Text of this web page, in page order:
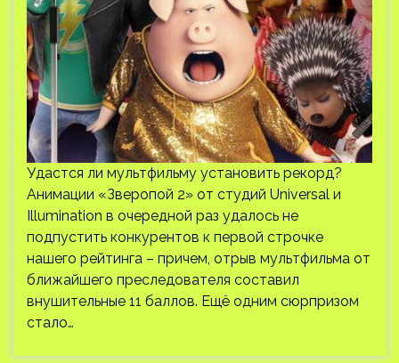
Удастся ли мультфильму установить рекорд?
Анимации «Зверопой 2» от студий Universal и
Illumination в очередной раз удалось не
подпустить конкурентов к первой строчке
нашего рейтинга – причем, отрыв мультфильма от
ближайшего преследователя составил
внушительные 11 баллов. Ещё одним сюрпризом
стало…